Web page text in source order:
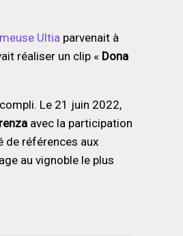
Ultiaparvenait à
réaliser un clip « Dona
Le 21 juin 2022,
avec la participation
de références aux
au vignoble le plus